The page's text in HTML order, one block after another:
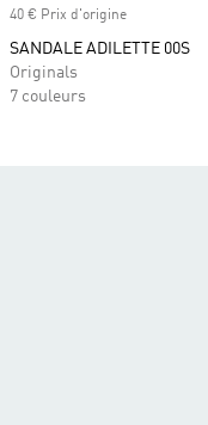
40 € Prix d'origine
SANDALE ADILETTE 00S
Originals
7 couleurs